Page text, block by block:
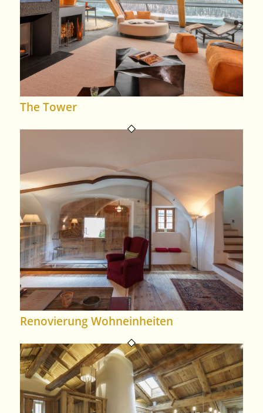
The Tower
Renovierung Wohneinheiten